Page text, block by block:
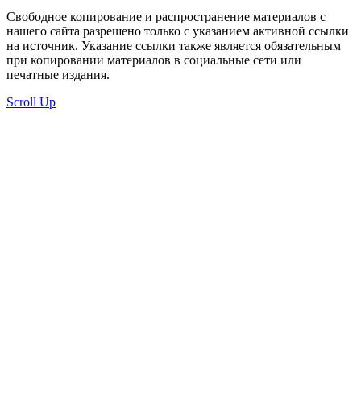
Свободное копирование и распространение материалов с
нашего сайта разрешено только с указанием активной ссылки
на источник. Указание ссылки также является обязательным
при копировании материалов в социальные сети или
печатные издания.
Scroll Up